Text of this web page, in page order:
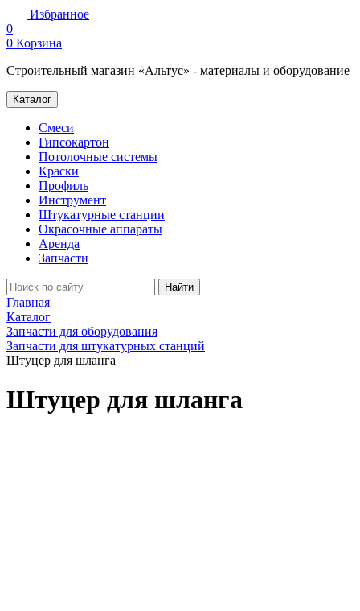
Избранное
0
0 Корзина
Строительный магазин «Альтус» - материалы и оборудование
Каталог
Смеси
Гипсокартон
Потолочные системы
Краски
Профиль
Инструмент
Штукатурные станции
Окрасочные аппараты
Аренда
Запчасти
Найти
Главная
Каталог
Запчасти для оборудования
Запчасти для штукатурных станций
Штуцер для шланга
Штуцер для шланга